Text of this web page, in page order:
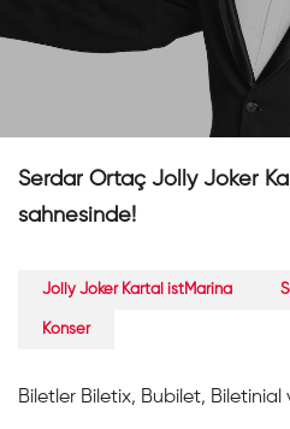
Serdar Ortaç Jolly Joker
sahnesinde!
Jolly Joker Kartal istMarina
Konser
Biletler Biletix, Bubilet,